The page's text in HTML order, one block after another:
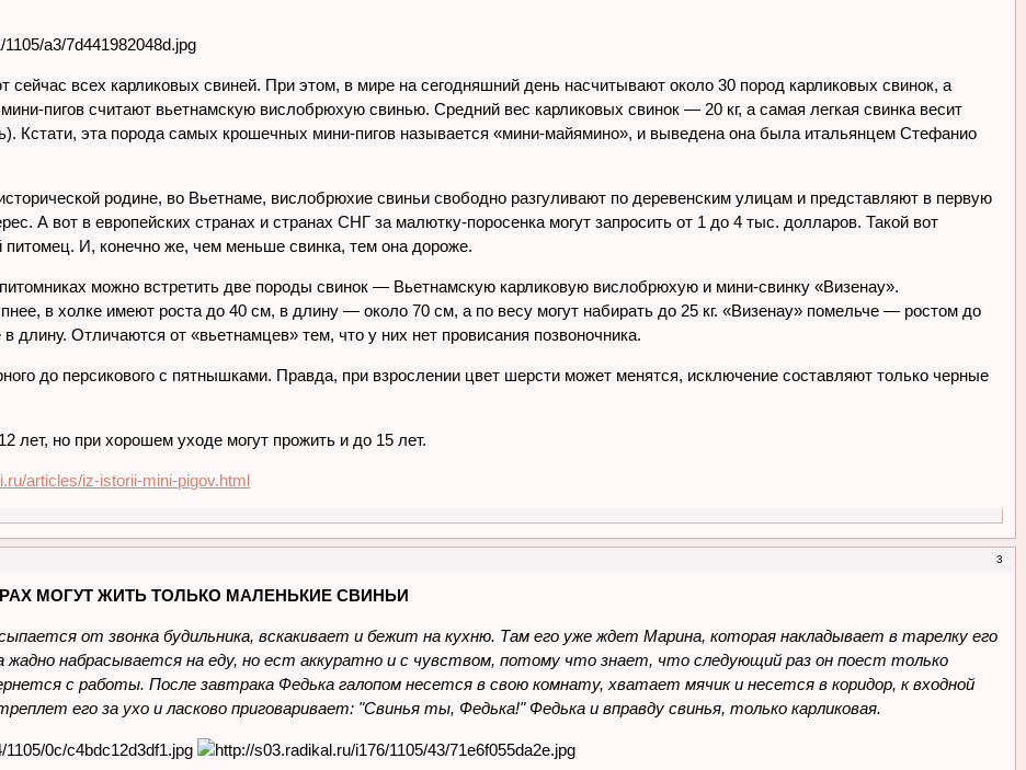
сейчас всех карликовых свиней. При этом, в мире на сегодняшний день насчитывают около 30 пород карликовых свинок, а
пигов считают вьетнамскую вислобрюхую свинью. Средний вес карликовых свинок — 20 кг, а самая легкая свинка весит
Кстати, эта порода самых крошечных мини-пигов называется «мини-майямино», и выведена она была итальянцем Стефанио
родине, во Вьетнаме, вислобрюхие свиньи свободно разгуливают по деревенским улицам и представляют в первую
А вот в европейских странах и странах СНГ за малютку-поросенка могут запросить от 1 до 4 тыс. долларов. Такой вот
И, конечно же, чем меньше свинка, тем она дороже.
можно встретить две породы свинок — Вьетнамскую карликовую вислобрюхую и мини-свинку «Визенау».
в холке имеют роста до 40 см, в длину — около 70 см, а по весу могут набирать до 25 кг. «Визенау» помельче — ростом до
длину. Отличаются от «вьетнамцев» тем, что у них нет провисания позвоночника.
до персикового с пятнышками. Правда, при взрослении цвет шерсти может менятся, исключение составляют только черные
лет, но при хорошем уходе могут прожить и до 15 лет.
articles/iz-istorii-mini-pigov.html
3
МОГУТ ЖИТЬ ТОЛЬКО МАЛЕНЬКИЕ СВИНЬИ
от звонка будильника, вскакивает и бежит на кухню. Там его уже ждет Марина, которая накладывает в тарелку его
жадно набрасывается на еду, но ест аккуратно и с чувством, потому что знает, что следующий раз он поест только
с работы. После завтрака Федька галопом несется в свою комнату, хватает мячик и несется в коридор, к входной
его за ухо и ласково приговаривает: "Свинья ты, Федька!" Федька и вправду свинья, только карликовая.